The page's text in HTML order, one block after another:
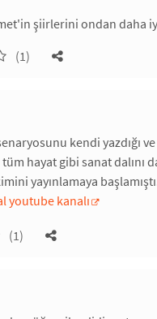
şiirlerini ondan daha
(1)
kendi yazdığı
hayat gibi sanat dalını
yayınlamaya
youtube kanalı
(1)